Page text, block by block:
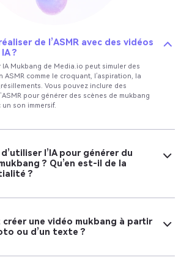
de l’ASMR avec des vidéos
?
IA Mukbang de Media.io peut simuler des
ASMR comme le croquant, l’aspiration, la
Vous pouvez inclure des
pour générer des scènes de mukbang
son immersif.
l’IA pour générer du
? Qu’en est-il de la
?
créer une vidéo mukbang à partir
ou d’un texte ?